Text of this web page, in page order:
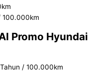
100.000km
Promo Hyundai
/ 100.000km